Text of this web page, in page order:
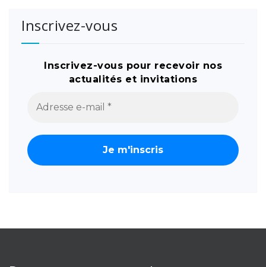
Inscrivez-vous
Inscrivez-vous pour recevoir nos
actualités et invitations